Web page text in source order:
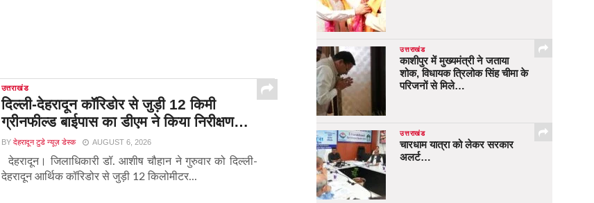
उत्तराखंड
दिल्ली-देहरादून कॉरिडोर से जुड़ी 12 किमी
ग्रीनफील्ड बाईपास का डीएम ने किया निरीक्षण…
BY देहरादून टुडे न्यूज़ डेस्क AUGUST 6, 2026
देहरादून। जिलाधिकारी डॉ. आशीष चौहान ने गुरुवार को दिल्ली-
देहरादून आर्थिक कॉरिडोर से जुड़ी 12 किलोमीटर...
उत्तराखंड
काशीपुर में मुख्यमंत्री ने जताया
शोक, विधायक त्रिलोक सिंह चीमा के
परिजनों से मिले…
उत्तराखंड
चारधाम यात्रा को लेकर सरकार
अलर्ट…